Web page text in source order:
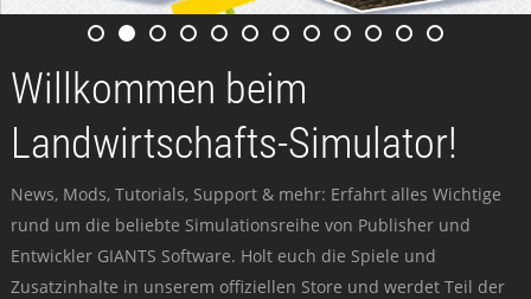
Willkommen beim
Landwirtschafts-Simulator!
News, Mods, Tutorials, Support & mehr: Erfahrt alles Wichtige
rund um die beliebte Simulationsreihe von Publisher und
Entwickler GIANTS Software. Holt euch die Spiele und
Zusatzinhalte in unserem offiziellen Store und werdet Teil der